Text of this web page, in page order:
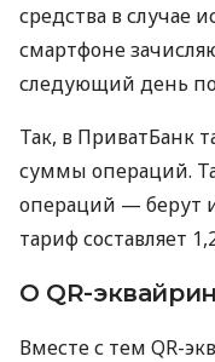
средства в случае
смартфоне
следующий день
Так, в ПриватБанк
суммы операций.
операций — берут
тариф составляет
О QR-
Вместе с тем QR-